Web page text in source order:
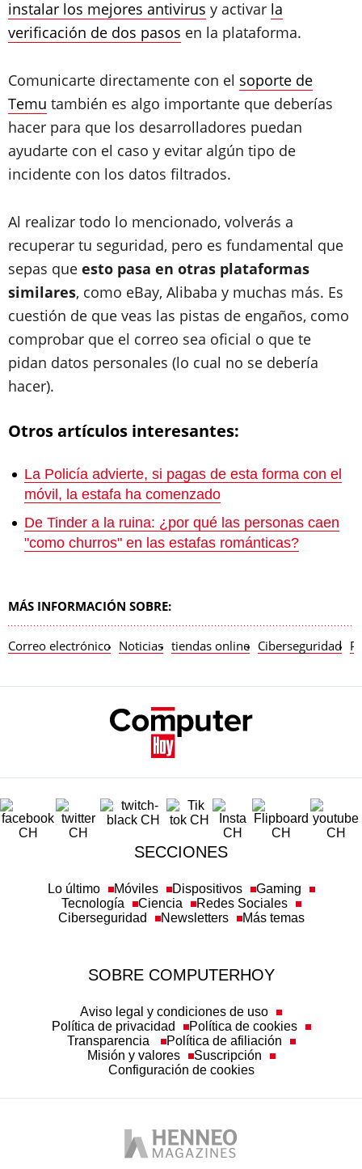
instalar los mejores antivirus y activar la
verificación de dos pasos en la plataforma.
Comunicarte directamente con el soporte de
Temu también es algo importante que deberías
hacer para que los desarrolladores puedan
ayudarte con el caso y evitar algún tipo de
incidente con los datos filtrados.
Al realizar todo lo mencionado, volverás a
recuperar tu seguridad, pero es fundamental que
sepas que esto pasa en otras plataformas
similares, como eBay, Alibaba y muchas más. Es
cuestión de que veas las pistas de engaños, como
comprobar que el correo sea oficial o que te
pidan datos personales (lo cual no se debería
hacer).
Otros artículos interesantes:
La Policía advierte, si pagas de esta forma con el
móvil, la estafa ha comenzado
De Tinder a la ruina: ¿por qué las personas caen
"como churros" en las estafas románticas?
MÁS INFORMACIÓN SOBRE:
Correo electrónico Noticias tiendas online Ciberseguridad
SECCIONES
Lo último Móviles Dispositivos
Gaming
Tecnología
Ciencia
Redes Sociales
Ciberseguridad
Newsletters Más temas
SOBRE COMPUTERHOY
Aviso legal y condiciones de uso
Política de privacidad
Política de cookies
Transparencia
Política de afiliación
Misión y valores
Suscripción
Configuración de cookies